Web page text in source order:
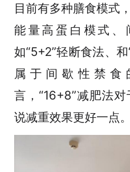
目前有多种膳食模式
能量高蛋白模式、
如“5+2”轻断食法、
属于间歇性禁食
言，“16+8”减肥法
说减重效果更好一点。